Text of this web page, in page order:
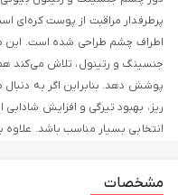
پرطرفدار مراقبت از پوست
اطراف چشم طراحی شده است. این
جنسینگ و رتینول، تلاش می‌کند
پوشش دهد. بنابراین اگر به
ریز، بهبود تیرگی و افزایش
انتخابی بسیار مناسب باشد.
ناحیه دور چشم یکی از
مشخصات